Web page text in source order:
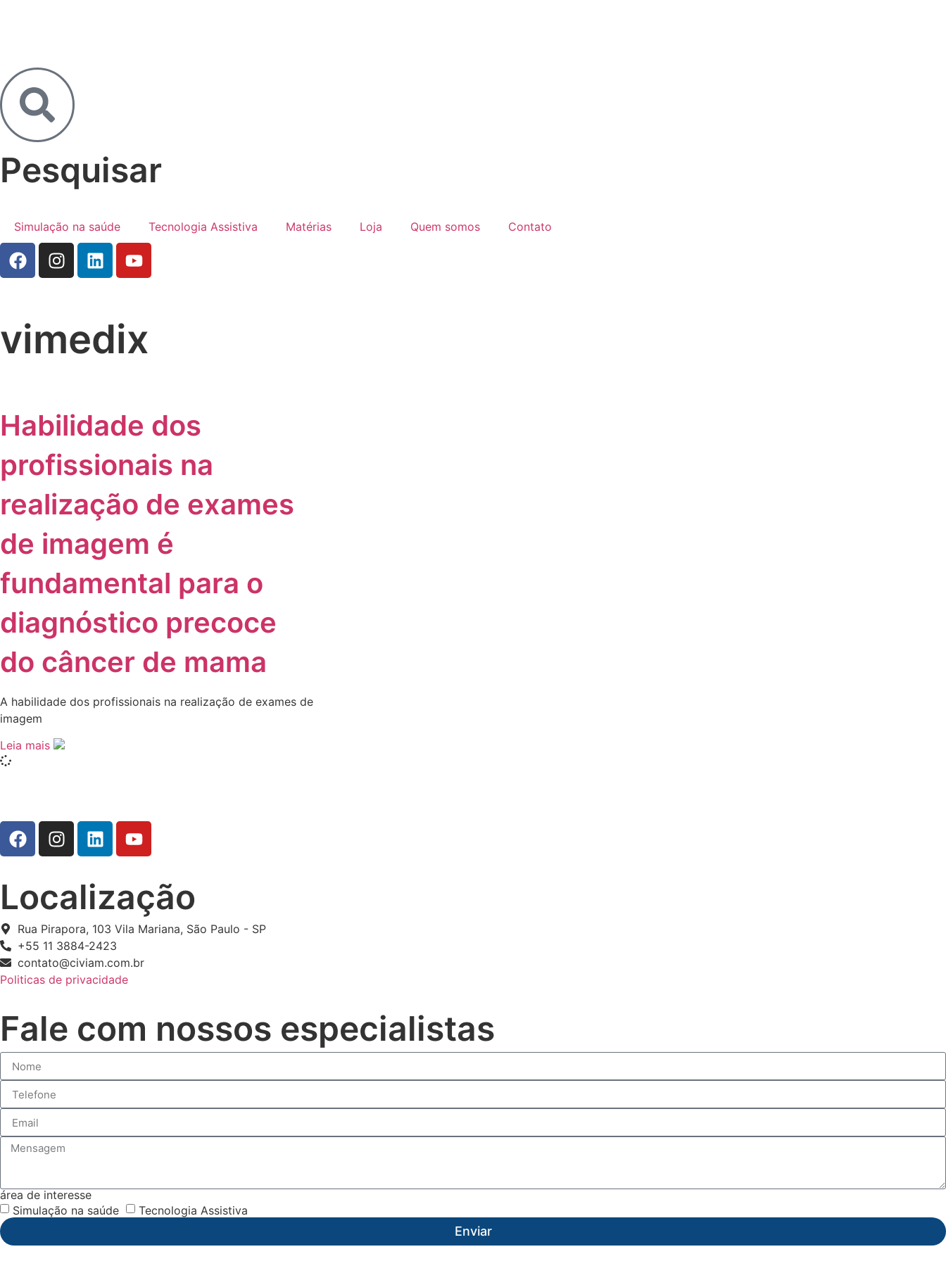
Pesquisar
Simulação na saúde Tecnologia Assistiva Matérias Loja Quem somos Contato
vimedix
Habilidade dos
profissionais na
realização de exames
de imagem é
fundamental para o
diagnóstico precoce
do câncer de mama
A habilidade dos profissionais na realização de exames de
imagem
Leia mais
Localização
Rua Pirapora, 103 Vila Mariana, São Paulo - SP
+55 11 3884-2423
contato@civiam.com.br
Politicas de privacidade
Fale com nossos especialistas
área de interesse
Simulação na saúde
Tecnologia Assistiva
Enviar